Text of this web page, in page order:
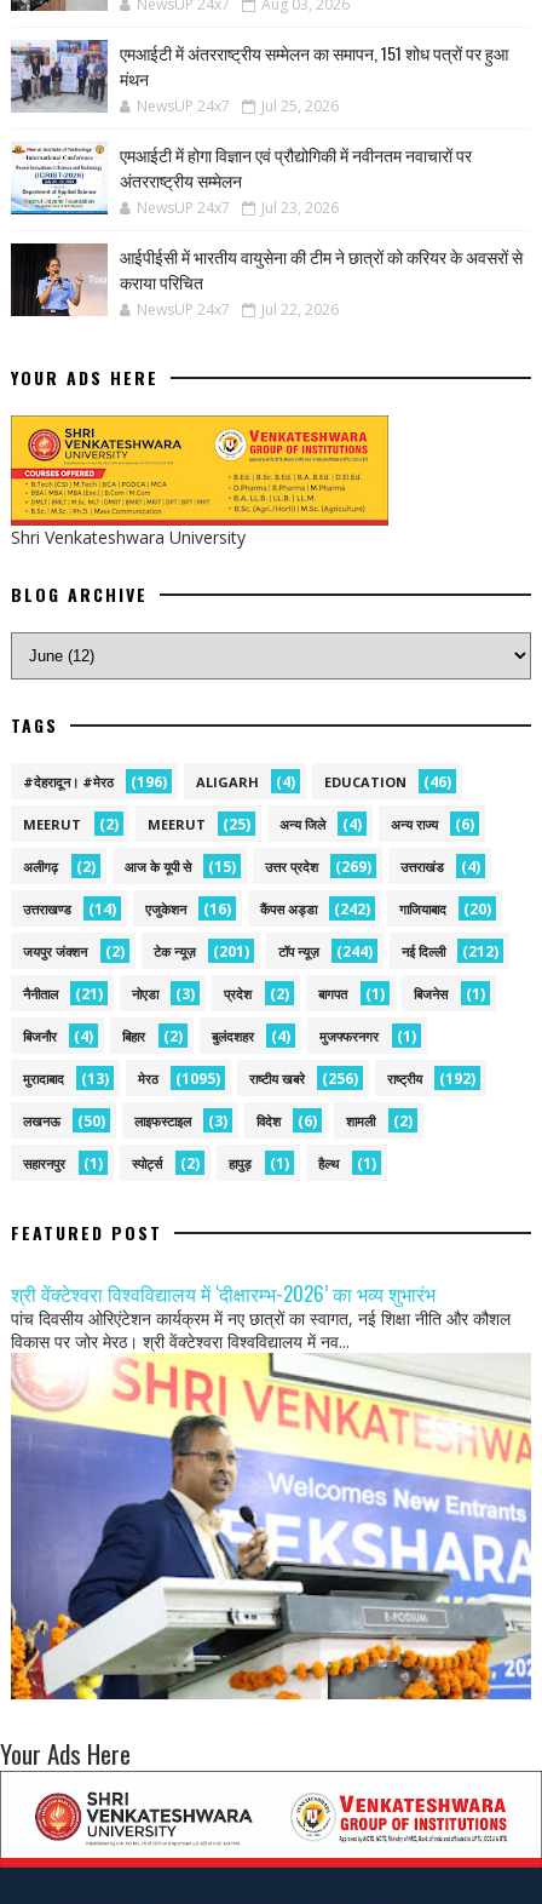
एमआईटी में अंतरराष्ट्रीय सम्मेलन का समापन, 151 शोध पत्रों पर हुआ
मंथन
NewsUP 24x7 Jul 25, 2026
एमआईटी में होगा विज्ञान एवं प्रौद्योगिकी में नवीनतम नवाचारों पर
अंतरराष्ट्रीय सम्मेलन
NewsUP 24x7 Jul 23, 2026
आईपीईसी में भारतीय वायुसेना की टीम ने छात्रों को करियर के अवसरों से
कराया परिचित
NewsUP 24x7 Jul 22, 2026
YOUR ADS HERE
Shri Venkateshwara University
BLOG ARCHIVE
TAGS
#देहरादून। #मेरठ (196) ALIGARH (4) EDUCATION (46)
MEERUT (2) MEERUT (25) अन्य जिले (4) अन्य राज्य (6)
अलीगढ़ (2) आज के यूपी से (15) उत्तर प्रदेश (269) उत्तराखंड (4)
उत्तराखण्ड (14) एजुकेशन (16) कैंपस अड्डा (242) गाजियाबाद (20)
जयपुर जंक्शन (2) टेक न्यूज़ (201) टॉप न्यूज़ (244) नई द‍िल्ली (212)
नैनीताल (21) नोएडा (3) प्रदेश (2) बागपत (1) बिजनेस (1)
बिजनौर (4) बिहार (2) बुलंदशहर (4) मुजफ्फरनगर (1)
मुरादाबाद (13) मेरठ (1095) राष्टीय खबरे (256) राष्ट्रीय (192)
लखनऊ (50) लाइफस्टाइल (3) विदेश (6) शामली (2)
सहारनपुर (1) स्पोर्ट्स (2) हापुड़ (1) हैल्थ (1)
FEATURED POST
श्री वेंक्टेश्वरा विश्वविद्यालय में ‘दीक्षारम्भ-2026’ का भव्य शुभारंभ
पांच दिवसीय ओरिएंटेशन कार्यक्रम में नए छात्रों का स्वागत, नई शिक्षा नीति और कौशल
विकास पर जोर मेरठ। श्री वेंक्टेश्वरा विश्वविद्यालय में नव...
Your Ads Here